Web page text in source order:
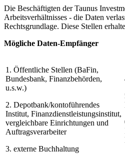
Die Beschäftigten der Taunus
Arbeitsverhältnisses - die Daten
Rechtsgrundlage. Diese Stellen
Mögliche Daten-Empfänger
1. Öffentliche Stellen (BaFin,
Bundesbank, Finanz­behörden,
u.s.w.)
2. Depotbank/kontoführendes
Institut, Finanzdienstleistungsinstitut,
vergleichbare Einrichtungen und
Auftragsverarbeiter
3. externe Buchhaltung